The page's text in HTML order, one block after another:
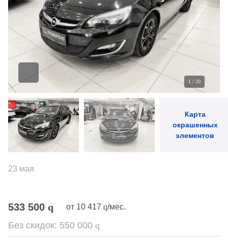
1 / 20
Карта
окрашенных
элементов
23 мая
533 500 q от 10 417 q/мес.
Без скидок: 550 000 q